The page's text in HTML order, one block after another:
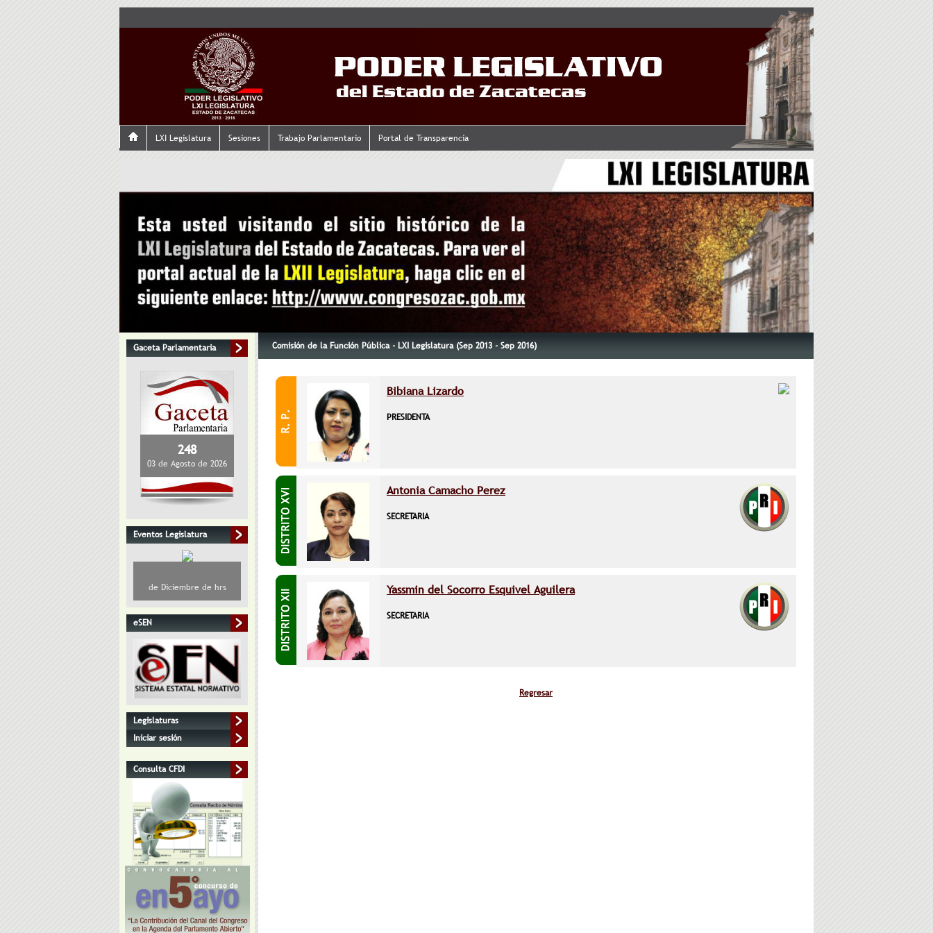
LXI Legislatura Sesiones Trabajo Parlamentario Portal de Transparencia
Gaceta Parlamentaria
248
03 de Agosto de 2026
Eventos Legislatura
de Diciembre de hrs
eSEN
Legislaturas
Iniciar sesión
Consulta CFDI
Comisión de la Función Pública - LXI Legislatura (Sep 2013 - Sep 2016)
Bibiana Lizardo
PRESIDENTA
Antonia Camacho Perez
SECRETARIA
Yassmin del Socorro Esquivel Aguilera
SECRETARIA
Regresar